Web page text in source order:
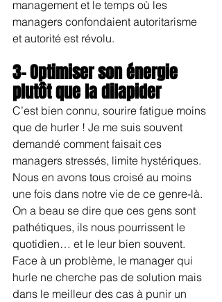
management et le temps où les
managers confondaient autoritarisme
et autorité est révolu.
3- Optimiser son énergie
plutôt que la dilapider
C’est bien connu, sourire fatigue moins
que de hurler ! Je me suis souvent
demandé comment faisait ces
managers stressés, limite hystériques.
Nous en avons tous croisé au moins
une fois dans notre vie de ce genre-là.
On a beau se dire que ces gens sont
pathétiques, ils nous pourrissent le
quotidien… et le leur bien souvent.
Face à un problème, le manager qui
hurle ne cherche pas de solution mais
dans le meilleur des cas à punir un